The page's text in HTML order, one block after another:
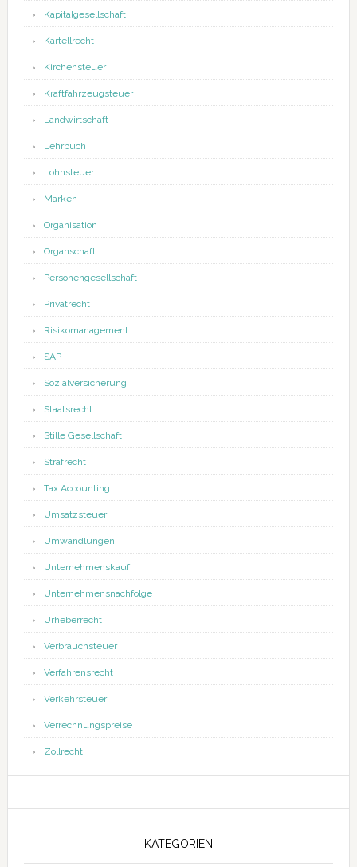
Kapitalgesellschaft
Kartellrecht
Kirchensteuer
Kraftfahrzeugsteuer
Landwirtschaft
Lehrbuch
Lohnsteuer
Marken
Organisation
Organschaft
Personengesellschaft
Privatrecht
Risikomanagement
SAP
Sozialversicherung
Staatsrecht
Stille Gesellschaft
Strafrecht
Tax Accounting
Umsatzsteuer
Umwandlungen
Unternehmenskauf
Unternehmensnachfolge
Urheberrecht
Verbrauchsteuer
Verfahrensrecht
Verkehrsteuer
Verrechnungspreise
Zollrecht
KATEGORIEN